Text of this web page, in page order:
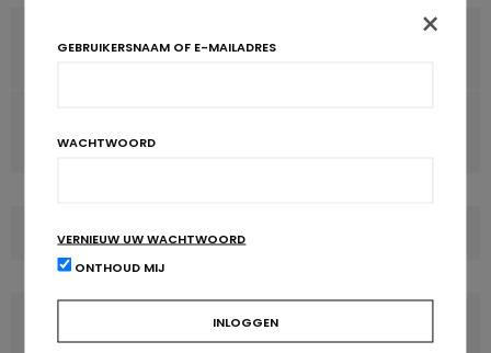
Vetrijke voeding stuurt hersenen in de war
COMMENTS (0)
×
GEBRUIKERSNAAM OF E-MAILADRES
WACHTWOORD
VERNIEUW UW WACHTWOORD
ONTHOUD MIJ